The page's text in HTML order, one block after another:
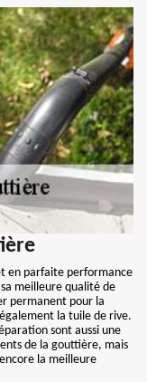
en parfaite performance
meilleure qualité de
permanent pour la
la tuile de rive.
sont aussi une
de la gouttière, mais
la meilleure